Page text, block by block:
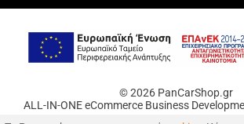
© 2026 PanCarShop.gr
ALL-IN-ONE eCommerce Business